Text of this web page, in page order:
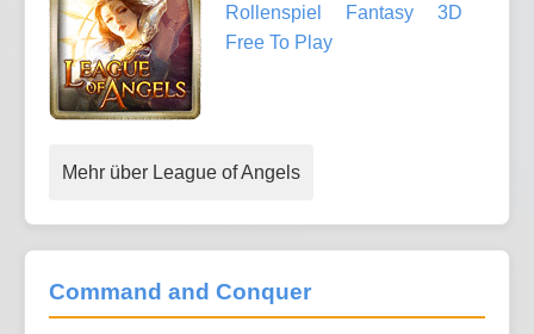
Rollenspiel
Fantasy
3D
Free To Play
Mehr über League of Angels
Command and Conquer